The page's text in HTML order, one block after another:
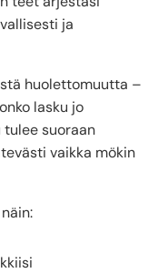
ja
huolettomuutta –
lasku jo
tulee suoraan
vaikka mökin